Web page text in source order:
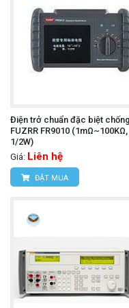
Điện trở chuẩn đặc biệt
FUZRR FR9010 (1mΩ~100KΩ,
1/2W)
Giá: Liên hệ
ĐẶT MUA